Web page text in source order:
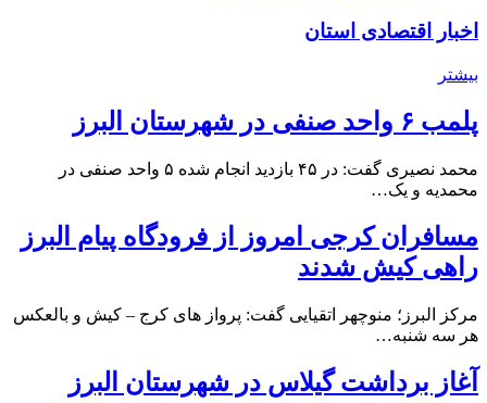
اخبار اقتصادی استان
بیشتر
پلمب ۶ واحد صنفی در شهرستان البرز
محمد نصیری گفت: در ۴۵ بازدید انجام شده ۵ واحد صنفی در
محمدیه و یک…
مسافران کرجی امروز از فرودگاه پیام البرز
راهی کیش شدند
مرکز البرز؛ منوچهر اتقیایی گفت: پرواز های کرج – کیش و بالعکس
هر سه شنبه…
آغاز برداشت گیلاس در شهرستان البرز